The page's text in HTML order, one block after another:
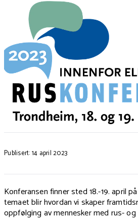
Publisert: 14 april 2023
Konferansen finner sted 18.-19. april
temaet blir hvordan vi skaper
oppfølging av mennesker med rus-